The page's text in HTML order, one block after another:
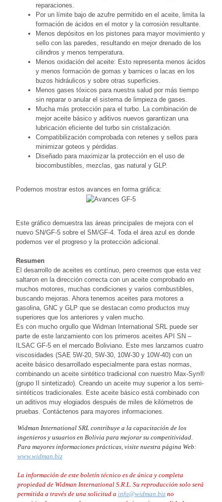
reparaciones.
Por un límite bajo de azufre permitido en el aceite, limita la
formación de ácidos en el motor y la corrosión resultante.
Menos depósitos en los pistones para mayor movimiento y
sello con las paredes, resultando en mejor drenado de los
cilindros y menos temperatura.
Menos oxidación del aceite: Esto representa menos ácidos
y menos formación de gomas y barnices o lacas en los
buzos hidráulicos y sobre otras superficies.
Menos gases tóxicos para nuestra salud por más tiempo
sin reparar o anular el sistema de limpieza de gases.
Mucha más protección para el turbo. La combinación de
mejor aceite básico y aditivos nuevos garantizan una
lubricación eficiente del turbo sin cristalización.
Compatibilización comprobada con retenes y sellos para
minimizar goteos y pérdidas.
Diseñado para maximizar la protección en el uso de
biocombustibles, mezclas, gas natural y GLP.
Podemos mostrar estos avances en forma gráfica:
Este gráfico demuestra las áreas principales de mejora con el
nuevo SN/GF-5 sobre el SM/GF-4. Toda el área azul es donde
podemos ver el progreso y la protección adicional.
Resumen
El desarrollo de aceites es contínuo, pero creemos que esta vez
saltaron en la dirección correcta con un aceite comprobado en
muchos motores, muchas condiciones y varios combustibles,
buscando mejoras. Ahora tenemos aceites para motores a
gasolina, GNC y GLP que se destacan como productos muy
superiores que los anteriores y valen mucho.
Es con mucho orgullo que Widman International SRL puede ser
parte de este lanzamiento con los primeros aceites API SN –
ILSAC GF-5 en el mercado Boliviano. Este mes lanzamos cuatro
viscosidades (SAE 5W-20, 5W-30, 10W-30 y 10W-40) con un
aceite básico desarrollado especialmente para estas normas,
combinando un aceite sintético tradicional con nuestro Max-Syn®
(grupo II sintetizado). Creando un aceite muy superior a los semi-
sintéticos tradicionales. Este aceite básico está combinado con
un aditivos muy elogiados después de miles de kilómetros de
pruebas. Contáctenos para mayores informaciones.
Widman International SRL contribuye a la capacitación de los
ingenieros y usuarios en Bolivia para mejorar su competitividad.
Para mayores informaciones prácticas, visite nuestra página Web:
www.widman.biz
La información de este boletín técnico es de única y completa
propiedad de Widman International S.R.L. Su reproducción solo será
permitida a través de una solicitud a info@widman.biz no